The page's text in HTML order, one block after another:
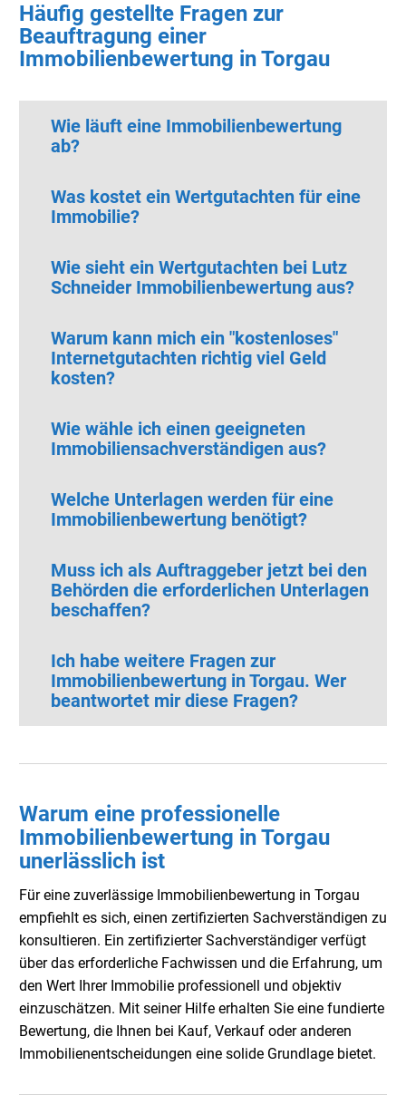
Häufig gestellte Fragen zur
Beauftragung einer
Immobilienbewertung in Torgau
Wie läuft eine Immobilienbewertung
ab?
Was kostet ein Wertgutachten für eine
Immobilie?
Wie sieht ein Wertgutachten bei Lutz
Schneider Immobilienbewertung aus?
Warum kann mich ein "kostenloses"
Internetgutachten richtig viel Geld
kosten?
Wie wähle ich einen geeigneten
Immobiliensachverständigen aus?
Welche Unterlagen werden für eine
Immobilienbewertung benötigt?
Muss ich als Auftraggeber jetzt bei den
Behörden die erforderlichen Unterlagen
beschaffen?
Ich habe weitere Fragen zur
Immobilienbewertung in Torgau. Wer
beantwortet mir diese Fragen?
Warum eine professionelle
Immobilienbewertung in Torgau
unerlässlich ist
Für eine zuverlässige Immobilienbewertung in Torgau
empfiehlt es sich, einen zertifizierten Sachverständigen zu
konsultieren. Ein zertifizierter Sachverständiger verfügt
über das erforderliche Fachwissen und die Erfahrung, um
den Wert Ihrer Immobilie professionell und objektiv
einzuschätzen. Mit seiner Hilfe erhalten Sie eine fundierte
Bewertung, die Ihnen bei Kauf, Verkauf oder anderen
Immobilienentscheidungen eine solide Grundlage bietet.